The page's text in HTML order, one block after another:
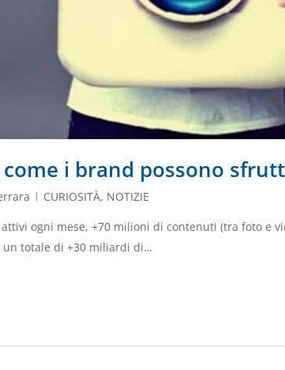
i brand possono
CURIOSITÀ, NOTIZIE
ogni mese, +70 milioni di contenuti (tra foto e
un totale di +30 miliardi di…